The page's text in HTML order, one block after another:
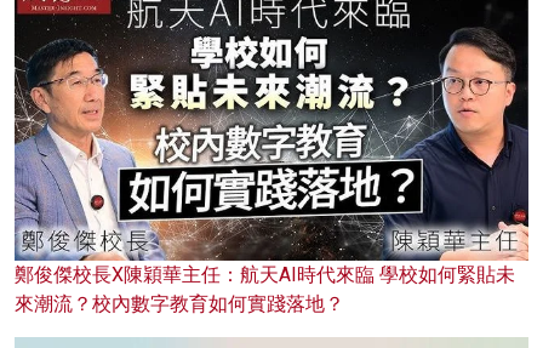
鄭俊傑校長X陳穎華主任：航天AI時代來臨 學校如何緊貼未
來潮流？校內數字教育如何實踐落地？